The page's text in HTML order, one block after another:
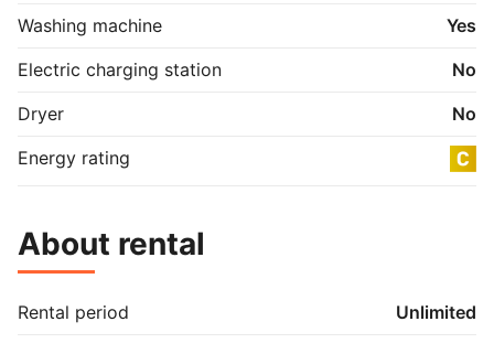
lige ved ejendommen, så bilen kan stå tæt på.
Alt i alt får du en rummelig og velfungerende 4-
værelses med delevenlig indretning, møblering og
praktiske faciliteter – klar til indflytning. Lyder det som
noget for dig?
Washing machine
Yes
Electric charging station
No
Dryer
No
Energy rating
About rental
Rental period
Unlimited